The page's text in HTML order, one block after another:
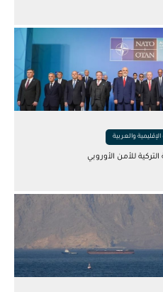
والعربية
للأمن الأوروبي